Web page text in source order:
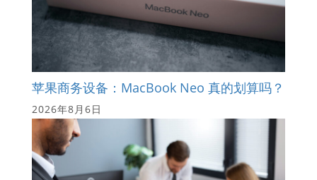
苹果商务设备：MacBook Neo 真的划算吗？
2026年8月6日